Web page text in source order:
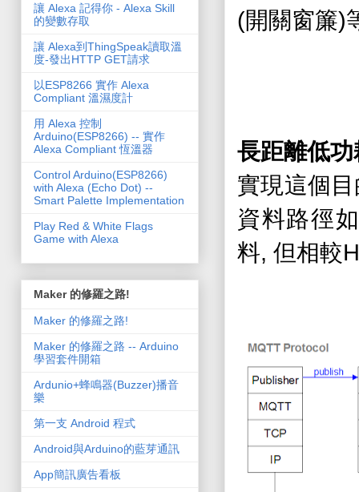
(開關窗簾)
長距離低
實現這個
資料路徑
料, 但相較
讓 Alexa 記得你 - Alexa Skill
的變數存取
讓 Alexa到ThingSpeak讀取溫
度-發出HTTP GET請求
以ESP8266 實作 Alexa
Compliant 溫濕度計
用 Alexa 控制
Arduino(ESP8266) -- 實作
Alexa Compliant 恆溫器
Control Arduino(ESP8266)
with Alexa (Echo Dot) --
Smart Palette Implementation
Play Red & White Flags
Game with Alexa
Maker 的修羅之路!
Maker 的修羅之路!
Maker 的修羅之路 -- Arduino
學習套件開箱
Ardunio+蜂鳴器(Buzzer)播音
樂
第一支 Android 程式
Android與Arduino的藍芽通訊
App簡訊廣告看板